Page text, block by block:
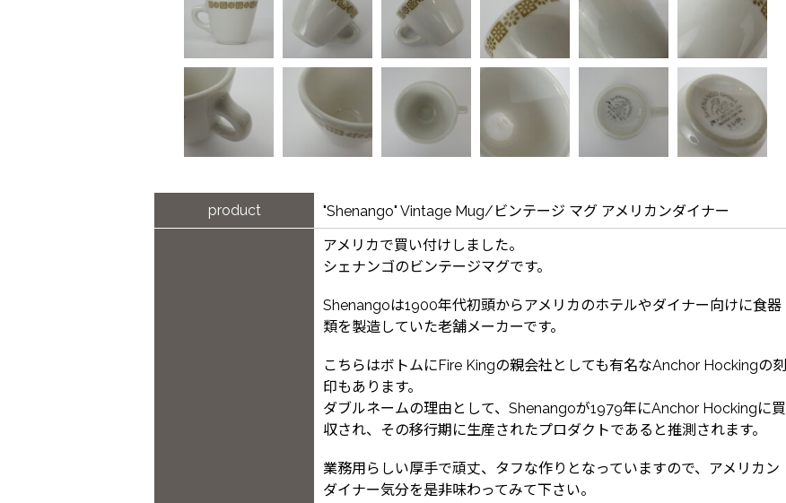
product
"Shenango" Vintage Mug/ビンテージ マグ アメリカンダイナー
アメリカで買い付けしました。
シェナンゴのビンテージマグです。
Shenangoは1900年代初頭からアメリカのホテルやダイナー向けに食器
類を製造していた老舗メーカーです。
こちらはボトムにFire Kingの親会社としても有名なAnchor Hockingの刻
印もあります。
ダブルネームの理由として、Shenangoが1979年にAnchor Hockingに買
収され、その移行期に生産されたプロダクトであると推測されます。
業務用らしい厚手で頑丈、タフな作りとなっていますので、アメリカン
ダイナー気分を是非味わってみて下さい。